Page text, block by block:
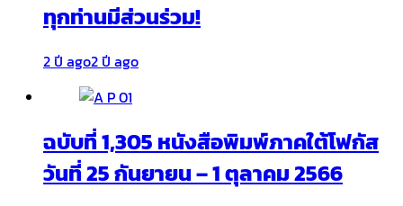
ทุกท่านมีส่วนร่วม!
2 ปี ago2 ปี ago
ฉบับที่ 1,305 หนังสือพิมพ์ภาคใต้โฟกัส
วันที่ 25 กันยายน – 1 ตุลาคม 2566